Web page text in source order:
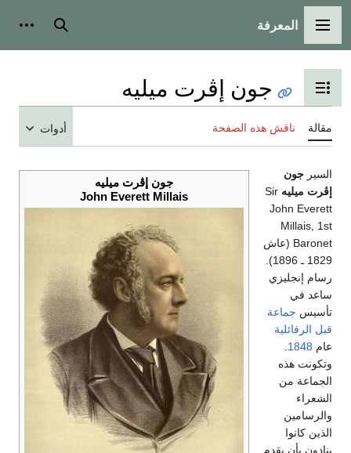
القائمة الرئيسية
المعرفة بحث
تبديل عرض جدول المحتويات
جون إڤرت ميليه
مقالة ناقش هذه الصفحة أدوات
جون إڤرت ميليه
John Everett Millais
السير جون
إڤرت ميليه Sir
John Everett
Millais, 1st
Baronet (عاش
1829 ـ 1896).
رسام إنجليزي
ساعد في
تأسيس جماعة
قبل الرفائلية
عام 1848
وتكونت هذه
الجماعة من
الشعراء
والرسامين
الذين كانوا
ينادون بأن يقدم